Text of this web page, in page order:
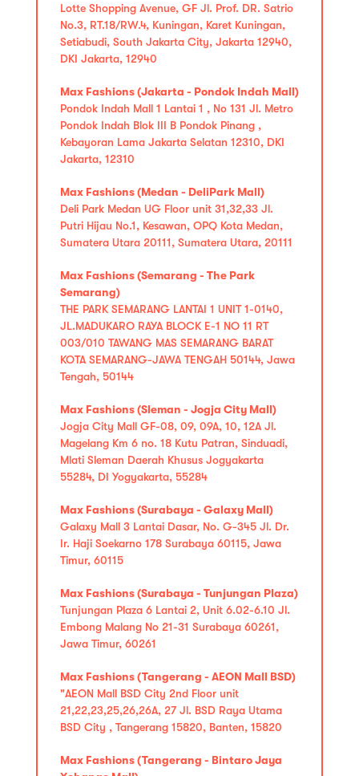
Lotte Shopping Avenue, GF Jl. Prof. DR. Satrio
No.3, RT.18/RW.4, Kuningan, Karet Kuningan,
Setiabudi, South Jakarta City, Jakarta 12940,
DKI Jakarta, 12940
Max Fashions (Jakarta - Pondok Indah Mall)
Pondok Indah Mall 1 Lantai 1 , No 131 Jl. Metro
Pondok Indah Blok III B Pondok Pinang ,
Kebayoran Lama Jakarta Selatan 12310, DKI
Jakarta, 12310
Max Fashions (Medan - DeliPark Mall)
Deli Park Medan UG Floor unit 31,32,33 Jl.
Putri Hijau No.1, Kesawan, OPQ Kota Medan,
Sumatera Utara 20111, Sumatera Utara, 20111
Max Fashions (Semarang - The Park
Semarang)
THE PARK SEMARANG LANTAI 1 UNIT 1-0140,
JL.MADUKARO RAYA BLOCK E-1 NO 11 RT
003/010 TAWANG MAS SEMARANG BARAT
KOTA SEMARANG-JAWA TENGAH 50144, Jawa
Tengah, 50144
Max Fashions (Sleman - Jogja City Mall)
Jogja City Mall GF-08, 09, 09A, 10, 12A Jl.
Magelang Km 6 no. 18 Kutu Patran, Sinduadi,
Mlati Sleman Daerah Khusus Jogyakarta
55284, DI Yogyakarta, 55284
Max Fashions (Surabaya - Galaxy Mall)
Galaxy Mall 3 Lantai Dasar, No. G-345 Jl. Dr.
Ir. Haji Soekarno 178 Surabaya 60115, Jawa
Timur, 60115
Max Fashions (Surabaya - Tunjungan Plaza)
Tunjungan Plaza 6 Lantai 2, Unit 6.02-6.10 Jl.
Embong Malang No 21-31 Surabaya 60261,
Jawa Timur, 60261
Max Fashions (Tangerang - AEON Mall BSD)
"AEON Mall BSD City 2nd Floor unit
21,22,23,25,26,26A, 27 Jl. BSD Raya Utama
BSD City , Tangerang 15820, Banten, 15820
Max Fashions (Tangerang - Bintaro Jaya